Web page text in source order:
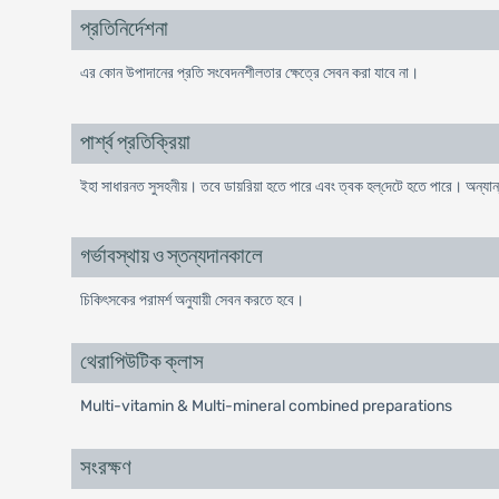
প্রতিনির্দেশনা
এর কোন উপাদানের প্রতি সংবেদনশীলতার ক্ষেত্রে সেবন করা যাবে না।
পার্শ্ব প্রতিক্রিয়া
ইহা সাধারনত সুসহনীয়। তবে ডায়রিয়া হতে পারে এবং ত্বক হল্‌দেটে হতে পারে।
গর্ভাবস্থায় ও স্তন্যদানকালে
চিকিৎসকের পরামর্শ অনুযায়ী সেবন করতে হবে।
থেরাপিউটিক ক্লাস
Multi-vitamin & Multi-mineral combined preparations
সংরক্ষণ